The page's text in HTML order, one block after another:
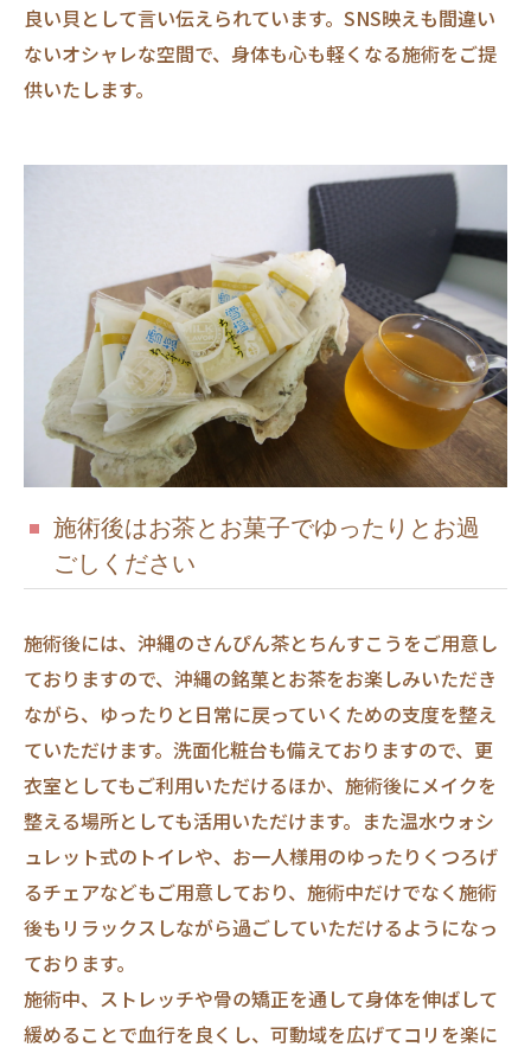
良い貝として言い伝えられています。SNS映えも間違い
ないオシャレな空間で、身体も心も軽くなる施術をご提
供いたします。
施術後はお茶とお菓子でゆったりとお過
ごしください
施術後には、沖縄のさんぴん茶とちんすこうをご用意し
ておりますので、沖縄の銘菓とお茶をお楽しみいただき
ながら、ゆったりと日常に戻っていくための支度を整え
ていただけます。洗面化粧台も備えておりますので、更
衣室としてもご利用いただけるほか、施術後にメイクを
整える場所としても活用いただけます。また温水ウォシ
ュレット式のトイレや、お一人様用のゆったりくつろげ
るチェアなどもご用意しており、施術中だけでなく施術
後もリラックスしながら過ごしていただけるようになっ
ております。
施術中、ストレッチや骨の矯正を通して身体を伸ばして
緩めることで血行を良くし、可動域を広げてコリを楽に